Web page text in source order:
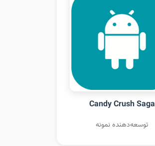
Candy Crush Saga
توسعه‌دهنده نمونه